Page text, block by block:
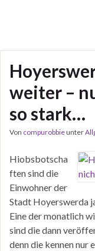
weiter –
so stark…
Von compurobbieunter
Hiobsbotscha
ften sind die
Einwohner der
Stadt Hoyerswerda
Eine der monatlich
sind die dann
denn die kennen nur